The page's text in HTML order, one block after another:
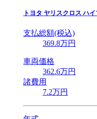
トヨタ ヤリスクロス ハ
支払総額(税込)
369.8万円
車両価格
362.6万円
諸費用
7.2万円